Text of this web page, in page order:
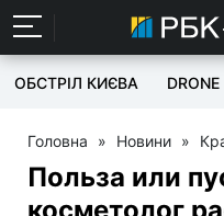
ОБСТРІЛ КИЄВА
Головна » Новини »
Польза или